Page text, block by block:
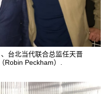
台北当代联合总监任天晋
Robin Peckham）.